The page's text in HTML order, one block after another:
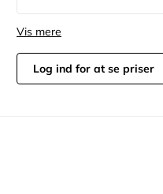
Vis mere
Log ind for at se priser